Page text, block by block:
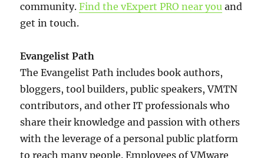
community.Find the vExpert PRO near you and
get in touch.
Evangelist Path
The Evangelist Path includes book authors,
bloggers, tool builders, public speakers, VMTN
contributors, and other IT professionals who
share their knowledge and passion with others
with the leverage of a personal public platform
to reach many people. Employees of VMware